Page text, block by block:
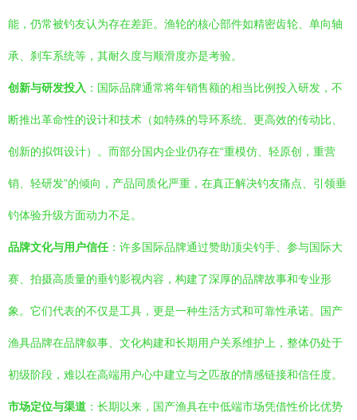
能，仍常被钓友认为存在差距。渔轮的核心部件如精密齿轮、单向轴
承、刹车系统等，其耐久度与顺滑度亦是考验。
创新与研发投入 ：国际品牌通常将年销售额的相当比例投入研发，不
断推出革命性的设计和技术（如特殊的导环系统、更高效的传动比、
创新的拟饵设计）。而部分国内企业仍存在“重模仿、轻原创，重营
销、轻研发”的倾向，产品同质化严重，在真正解决钓友痛点、引领垂
钓体验升级方面动力不足。
品牌文化与用户信任 ：许多国际品牌通过赞助顶尖钓手、参与国际大
赛、拍摄高质量的垂钓影视内容，构建了深厚的品牌故事和专业形
象。它们代表的不仅是工具，更是一种生活方式和可靠性承诺。国产
渔具品牌在品牌叙事、文化构建和长期用户关系维护上，整体仍处于
初级阶段，难以在高端用户心中建立与之匹敌的情感链接和信任度。
市场定位与渠道 ：长期以来，国产渔具在中低端市场凭借性价比优势